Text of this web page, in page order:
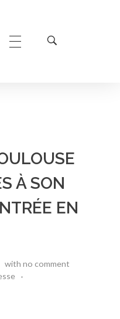
À SON
EN
with no comment